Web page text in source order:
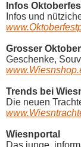
Infos
Infos und
Grosser
Geschenke,
Trends bei
Die neuen
Wiesnportal